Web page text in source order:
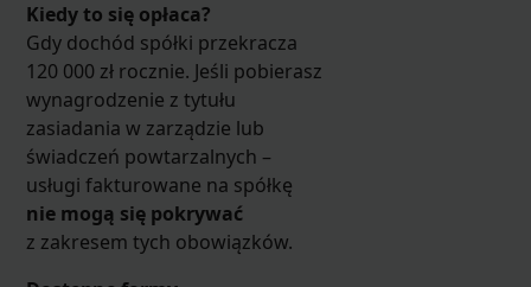
Kiedy to się opłaca?
Gdy dochód spółki przekracza
120 000 zł rocznie. Jeśli pobierasz
wynagrodzenie z tytułu
zasiadania w zarządzie lub
świadczeń powtarzalnych –
usługi fakturowane na spółkę
nie mogą się pokrywać
z zakresem tych obowiązków.